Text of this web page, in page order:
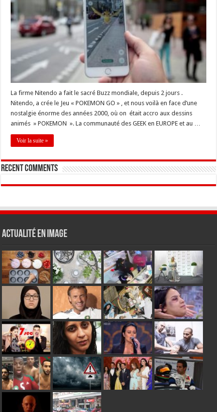
La firme Nitendo a fait le sacré Buzz mondiale, depuis 2 jours .
Nitendo, a crée le Jeu « POKEMON GO » , et nous voilà en face d’une
nostalgie énorme des années 2000, où on était accro aux dessins
animés » POKEMON ». La communauté des GEEK en EUROPE et au …
Voir la suite »
Recent Comments
Actualité en Image